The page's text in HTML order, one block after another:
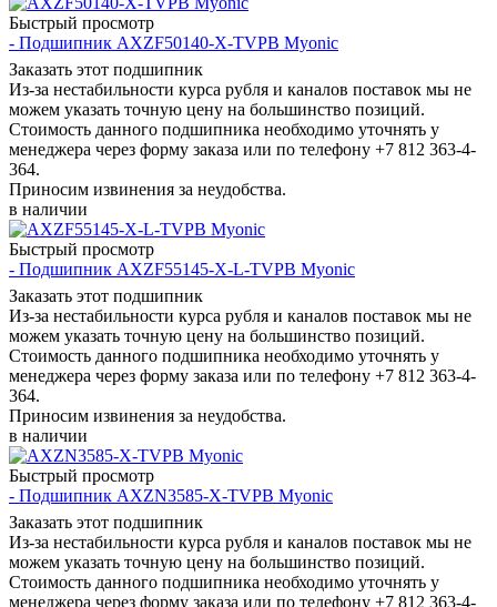
Быстрый просмотр
- Подшипник AXZF50140-X-TVPB Myonic
Заказать этот подшипник
Из-за нестабильности курса рубля и каналов поставок мы не
можем указать точную цену на большинство позиций.
Стоимость данного подшипника необходимо уточнять у
менеджера через форму заказа или по телефону +7 812 363-4-
364.
Приносим извинения за неудобства.
в наличии
Быстрый просмотр
- Подшипник AXZF55145-X-L-TVPB Myonic
Заказать этот подшипник
Из-за нестабильности курса рубля и каналов поставок мы не
можем указать точную цену на большинство позиций.
Стоимость данного подшипника необходимо уточнять у
менеджера через форму заказа или по телефону +7 812 363-4-
364.
Приносим извинения за неудобства.
в наличии
Быстрый просмотр
- Подшипник AXZN3585-X-TVPB Myonic
Заказать этот подшипник
Из-за нестабильности курса рубля и каналов поставок мы не
можем указать точную цену на большинство позиций.
Стоимость данного подшипника необходимо уточнять у
менеджера через форму заказа или по телефону +7 812 363-4-